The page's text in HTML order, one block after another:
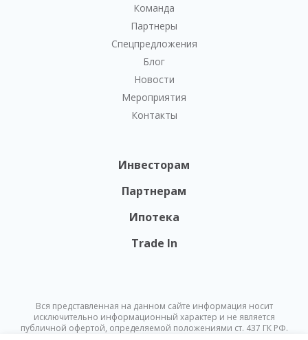
Команда
Партнеры
Спецпредложения
Блог
Новости
Мероприятия
Контакты
Инвесторам
Партнерам
Ипотека
Trade In
Вся представленная на данном сайте информация носит
исключительно информационный характер и не является
публичной офертой, определяемой положениями ст. 437 ГК РФ.